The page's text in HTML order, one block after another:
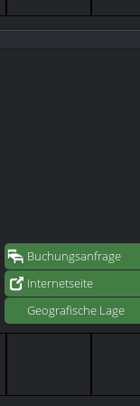
Buchungsanfrage
Internetseite
Geografische Lage